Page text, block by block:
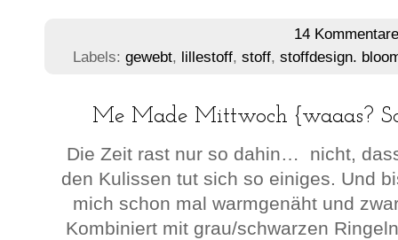
14
Labels:gewebt, lillestoff,stoff,stoffdesign.
Me Made Mittwoch {waaas?
Die Zeit rast nur so dahin… nicht,
den Kulissen tut sich so einiges. Und
mich schon mal warmgenäht und
Kombiniert mit grau/schwarzen